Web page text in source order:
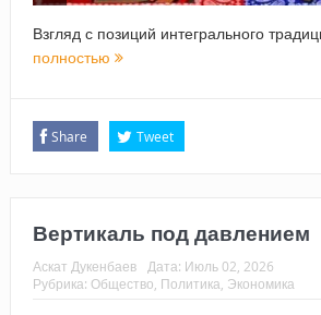
Взгляд с позиций интегрального
полностью
Share Tweet
Вертикаль под давлением
Аскат Дукенбаев Дата: Июль 02, 2026
Рубрика: Общество, Политика, Экономика